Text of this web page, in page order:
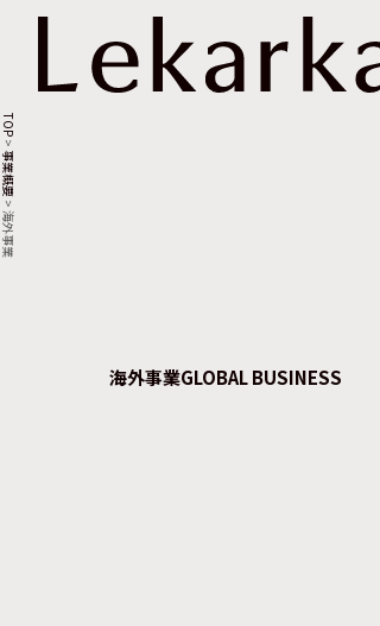
TOP
>
事業概要
>
海外事業
海外事業GLOBALBUSINESS